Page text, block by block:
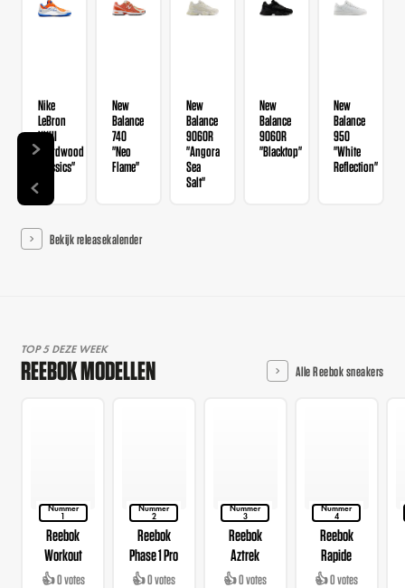
Nike
LeBron
XXIII
"Hardwood
Classics"
New
Balance
740
"Neo
Flame"
New
Balance
9060R
"Angora
Sea
Salt"
New
Balance
9060R
"Blacktop"
New
Balance
950
"White
Reflection"
Bekijk releasekalender
TOP 5 DEZE WEEK
REEBOK MODELLEN Alle Reebok sneakers
Nummer
1
Reebok
Workout
👍 0 votes
Nummer
2
Reebok
Phase 1 Pro
👍 0 votes
Nummer
3
Reebok
Aztrek
👍 0 votes
Nummer
4
Reebok
Rapide
👍 0 votes